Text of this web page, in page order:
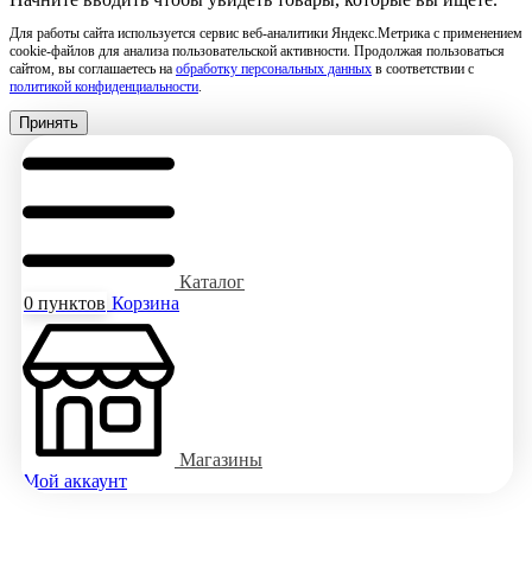
Для работы сайта используется сервис веб-аналитики Яндекс.Метрика с применением
cookie-файлов для анализа пользовательской активности. Продолжая пользоваться
сайтом, вы соглашаетесь на обработку персональных данных в соответствии с
политикой конфиденциальности
Принять
Каталог
0 пунктов Корзина
Магазины
Мой аккаунт